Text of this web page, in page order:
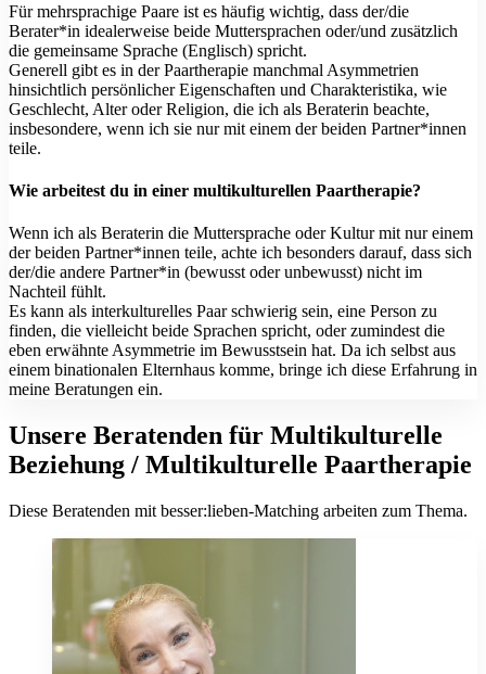
Für mehrsprachige Paare ist es häufig wichtig, dass der/die
Berater*in idealerweise beide Muttersprachen oder/und zusätzlich
die gemeinsame Sprache (Englisch) spricht.
Generell gibt es in der Paartherapie manchmal Asymmetrien
hinsichtlich persönlicher Eigenschaften und Charakteristika, wie
Geschlecht, Alter oder Religion, die ich als Beraterin beachte,
insbesondere, wenn ich sie nur mit einem der beiden Partner*innen
teile.
Wie arbeitest du in einer multikulturellen Paartherapie?
Wenn ich als Beraterin die Muttersprache oder Kultur mit nur einem
der beiden Partner*innen teile, achte ich besonders darauf, dass sich
der/die andere Partner*in (bewusst oder unbewusst) nicht im
Nachteil fühlt.
Es kann als interkulturelles Paar schwierig sein, eine Person zu
finden, die vielleicht beide Sprachen spricht, oder zumindest die
eben erwähnte Asymmetrie im Bewusstsein hat. Da ich selbst aus
einem binationalen Elternhaus komme, bringe ich diese Erfahrung in
meine Beratungen ein.
Unsere Beratenden für Multikulturelle
Beziehung / Multikulturelle Paartherapie
Diese Beratenden mit besser:lieben-Matching arbeiten zum Thema.